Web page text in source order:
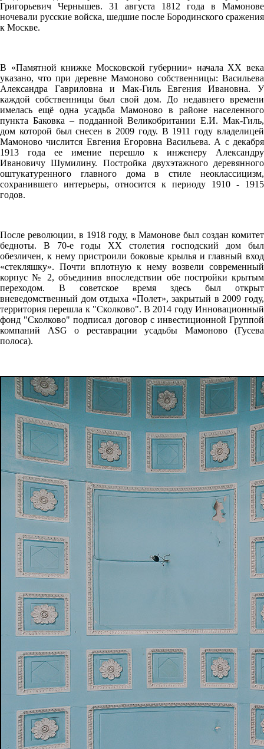
Григорьевич Чернышев. 31 августа 1812 года в Мамонове
ночевали русские войска, шедшие после Бородинского сражения
к Москве.
В «Памятной книжке Московской губернии» начала XX века
указано, что при деревне Мамоново собственницы: Васильева
Александра Гавриловна и Мак-Гиль Евгения Ивановна. У
каждой собственницы был свой дом. До недавнего времени
имелась ещё одна усадьба Мамоново в районе населенного
пункта Баковка – подданной Великобритании Е.И. Мак-Гиль,
дом которой был снесен в 2009 году. В 1911 году владелицей
Мамоново числится Евгения Егоровна Васильева. А с декабря
1913 года ее имение перешло к инженеру Александру
Ивановичу Шумилину. Постройка двухэтажного деревянного
оштукатуренного главного дома в стиле неоклассицизм,
сохранившего интерьеры, относится к периоду 1910 - 1915
годов.
После революции, в 1918 году, в Мамонове был создан комитет
бедноты. В 70-е годы XX столетия господский дом был
обезличен, к нему пристроили боковые крылья и главный вход
«стекляшку». Почти вплотную к нему возвели современный
корпус № 2, объединив впоследствии обе постройки крытым
переходом. В советское время здесь был открыт
вневедомственный дом отдыха «Полет», закрытый в 2009 году,
территория перешла к "Сколково". В 2014 году Инновационный
фонд "Сколково" подписал договор с инвестиционной Группой
компаний ASG о реставрации усадьбы Мамоново (Гусева
полоса).